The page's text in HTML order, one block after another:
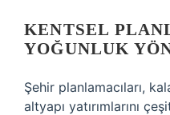
KENTSEL
YOĞUNLUK
Şehir planlamacıları,
altyapı yatırımlarını